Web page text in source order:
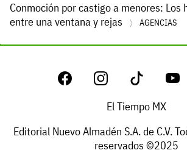
Conmoción por castigo a menores: Los
entre una ventana y rejas
AGENCIAS
El Tiempo MX
Editorial Nuevo Almadén S.A. de C.V.
reservados ©2025